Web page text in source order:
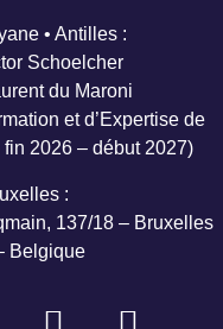
• Antilles :
Schoelcher
du Maroni
et d’Expertise de
2026 – début 2027)
:
137/18 – Bruxelles
Belgique